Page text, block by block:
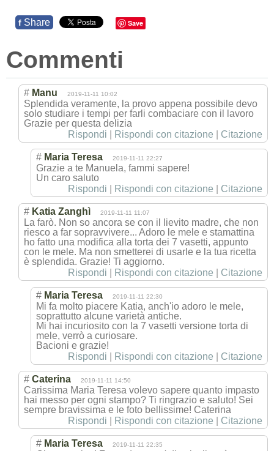
f Share Save
Commenti
# Manu 2019-11-11 10:02
Splendida veramente, la provo appena possibile devo
solo studiare i tempi per farli combaciare con il lavoro
Grazie per questa delizia
Rispondi
Rispondi con citazione Citazione
# Maria Teresa 2019-11-11 22:27
Grazie a te Manuela, fammi sapere!
Un caro saluto
Rispondi
Rispondi con citazione Citazione
# Katia Zanghì 2019-11-11 11:07
La farò. Non so ancora se con il lievito madre, che non
riesco a far sopravvivere... Adoro le mele e stamattina
ho fatto una modifica alla torta dei 7 vasetti, appunto
con le mele. Ma non smetterei di usarle e la tua ricetta
è splendida. Grazie! Ti aggiorno.
Rispondi
Rispondi con citazione Citazione
# Maria Teresa 2019-11-11 22:30
Mi fa molto piacere Katia, anch'io adoro le mele,
soprattutto alcune varietà antiche.
Mi hai incuriosito con la 7 vasetti versione torta di
mele, verrò a curiosare.
Bacioni e grazie!
Rispondi
Rispondi con citazione Citazione
# Caterina 2019-11-11 14:50
Carissima Maria Teresa volevo sapere quanto impasto
hai messo per ogni stampo? Ti ringrazio e saluto! Sei
sempre bravissima e le foto bellissime! Caterina
Rispondi
Rispondi con citazione Citazione
# Maria Teresa 2019-11-11 22:35